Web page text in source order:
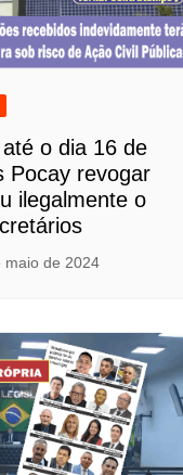
o dia 16 de
Pocay revogar
ilegalmente o
maio de 2024